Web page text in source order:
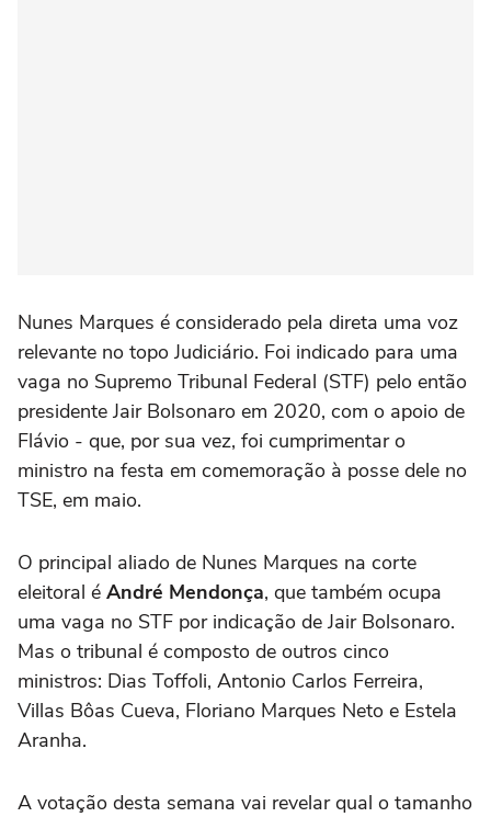
Nunes Marques é considerado pela direta uma voz
relevante no topo Judiciário. Foi indicado para uma
vaga no Supremo Tribunal Federal (STF) pelo então
presidente Jair Bolsonaro em 2020, com o apoio de
Flávio - que, por sua vez, foi cumprimentar o
ministro na festa em comemoração à posse dele no
TSE, em maio.
O principal aliado de Nunes Marques na corte
eleitoral é André Mendonça, que também ocupa
uma vaga no STF por indicação de Jair Bolsonaro.
Mas o tribunal é composto de outros cinco
ministros: Dias Toffoli, Antonio Carlos Ferreira,
Villas Bôas Cueva, Floriano Marques Neto e Estela
Aranha.
A votação desta semana vai revelar qual o tamanho